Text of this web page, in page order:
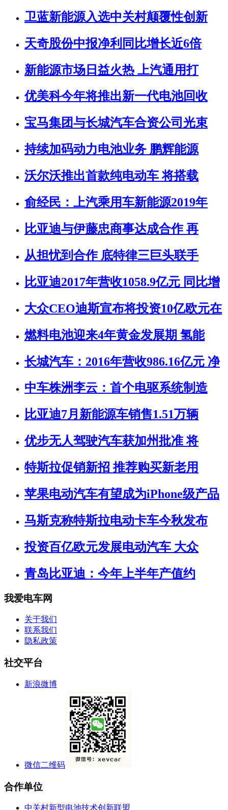
卫蓝新能源入选中关村颠覆性创新
天奇股份中报净利同比增长近6倍
新能源市场日益火热 上汽通用打
优美科今年将推出新一代电池回收
宝马集团与长城汽车合资公司光束
持续加码动力电池业务 鹏辉能源
沃尔沃推出首款纯电动车 将搭载
俞经民：上汽乘用车新能源2019年
比亚迪与伊藤忠商事达成合作 再
从担忧到合作 底特律三巨头联手
比亚迪2017年营收1058.9亿元 同比增
大众CEO迪斯宣布将投资10亿欧元在
燃料电池迎来4年黄金发展期 氢能
长城汽车：2016年营收986.16亿元 净
中车株洲李云：首个电驱系统制造
比亚迪7月新能源车销售1.51万辆
优步无人驾驶汽车获加州批准 将
特斯拉促销新招 推荐购买新老用
苹果电动汽车有望成为iPhone级产品
马斯克称特斯拉电动卡车今秋发布
投资百亿欧元发展电动汽车 大众
青岛比亚迪：今年上半年产值约
我爱电车网
关于我们
联系我们
隐私政策
社交平台
新浪微博
微信二维码
合作单位
中关村新型电池技术创新联盟